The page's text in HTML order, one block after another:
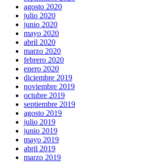
agosto 2020
julio 2020
junio 2020
mayo 2020
abril 2020
marzo 2020
febrero 2020
enero 2020
diciembre 2019
noviembre 2019
octubre 2019
septiembre 2019
agosto 2019
julio 2019
junio 2019
mayo 2019
abril 2019
marzo 2019